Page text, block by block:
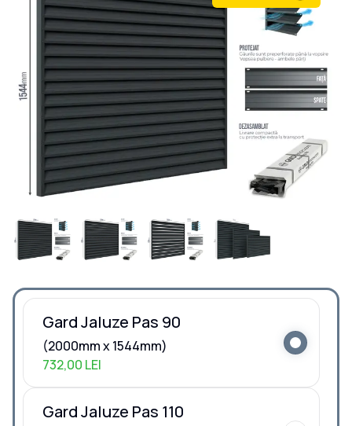
Gard Jaluze Pas 90
(2000mm x 1544mm)
732,00 LEI
Gard Jaluze Pas 110